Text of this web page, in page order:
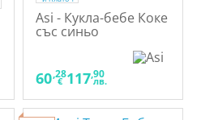
Asi - Кукла-бебе Коке
със синьо
60,28
€ 117,90
лв.